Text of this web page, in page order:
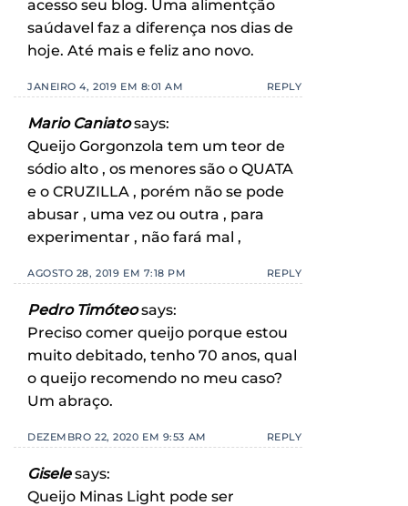
acesso seu blog. Uma alimentção
saúdavel faz a diferença nos dias de
hoje. Até mais e feliz ano novo.
JANEIRO 4, 2019 EM 8:01 AM REPLY
Mario Caniato says:
Queijo Gorgonzola tem um teor de
sódio alto , os menores são o QUATA
e o CRUZILLA , porém não se pode
abusar , uma vez ou outra , para
experimentar , não fará mal ,
AGOSTO 28, 2019 EM 7:18 PM REPLY
Pedro Timóteo says:
Preciso comer queijo porque estou
muito debitado, tenho 70 anos, qual
o queijo recomendo no meu caso?
Um abraço.
DEZEMBRO 22, 2020 EM 9:53 AM REPLY
Gisele says:
Queijo Minas Light pode ser